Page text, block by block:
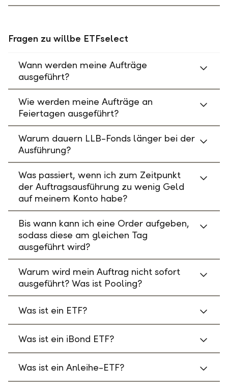
Fragen zu willbe ETFselect
Wann werden meine Aufträge
ausgeführt?
Wie werden meine Aufträge an
Feiertagen ausgeführt?
Warum dauern LLB-Fonds länger bei der
Ausführung?
Was passiert, wenn ich zum Zeitpunkt
der Auftragsausführung zu wenig Geld
auf meinem Konto habe?
Bis wann kann ich eine Order aufgeben,
sodass diese am gleichen Tag
ausgeführt wird?
Warum wird mein Auftrag nicht sofort
ausgeführt? Was ist Pooling?
Was ist ein ETF?
Was ist ein iBond ETF?
Was ist ein Anleihe-ETF?